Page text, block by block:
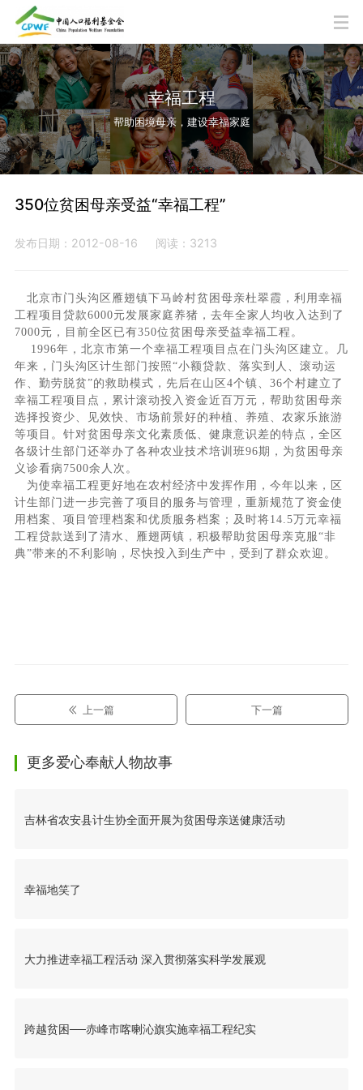
幸福工程
帮助困境母亲，建设幸福家庭
350位贫困母亲受益“幸福工程”
发布日期：2012-08-16 阅读：3213
北京市门头沟区雁翅镇下马岭村贫困母亲杜翠霞，利用幸福
工程项目贷款6000元发展家庭养猪，去年全家人均收入达到了
7000元，目前全区已有350位贫困母亲受益幸福工程。
1996年，北京市第一个幸福工程项目点在门头沟区建立。几
年来，门头沟区计生部门按照“小额贷款、落实到人、滚动运
作、勤劳脱贫”的救助模式，先后在山区 4个镇、 36个村建立了
幸福工程项目点，累计滚动投入资金近百万元，帮助贫困母亲
选择投资少、见效快、市场前景好的种植、养殖、农家乐旅游
等项目。针对贫困母亲文化素质低、健康意识差的特点，全区
各级计生部门还举办了各种农业技术培训班96期，为贫困母亲
义诊看病 7500余人次。
为使幸福工程更好地在农村经济中发挥作用，今年以来，区
计生部门进一步完善了项目的服务与管理，重新规范了资金使
用档案、项目管理档案和优质服务档案；及时将14.5万元幸福
工程贷款送到了清水、雁翅两镇，积极帮助贫困母亲克服“非
典”带来的不利影响，尽快投入到生产中，受到了群众欢迎。
上一篇 下一篇
更多爱心奉献人物故事
吉林省农安县计生协全面开展为贫困母亲送健康活动
幸福地笑了
大力推进幸福工程活动 深入贯彻落实科学发展观
跨越贫困──赤峰市喀喇沁旗实施幸福工程纪实